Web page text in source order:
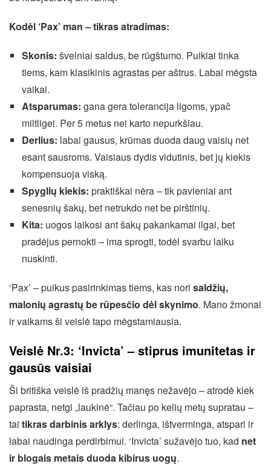
Kodėl ‘Pax’ man – tikras atradimas:
Skonis: švelniai saldus, be rūgštumo. Puikiai tinka
tiems, kam klasikinis agrastas per aštrus. Labai mėgsta
vaikai.
Atsparumas: gana gera tolerancija ligoms, ypač
miltligei. Per 5 metus nei karto nepurkšiau.
Derlius: labai gausus, krūmas duoda daug vaisių net
esant sausroms. Vaisiaus dydis vidutinis, bet jų kiekis
kompensuoja viską.
Spyglių kiekis: praktiškai nėra – tik pavieniai ant
senesnių šakų, bet netrukdo net be pirštinių.
Kita: uogos laikosi ant šakų pakankamai ilgai, bet
pradėjus pernokti – ima sprogti, todėl svarbu laiku
nuskinti.
‘Pax’ – puikus pasirinkimas tiems, kas nori saldžių,
malonių agrastų be rūpesčio dėl skynimo. Mano žmonai
ir vaikams ši veislė tapo mėgstamiausia.
Veislė Nr.3: ‘Invicta’ – stiprus imunitetas ir
gausūs vaisiai
Ši britiška veislė iš pradžių manęs nežavėjo – atrodė kiek
paprasta, netgi „laukinė“. Tačiau po kelių metų supratau –
tai tikras darbinis arklys: derlinga, ištverminga, atspari ir
labai naudinga perdirbimui. ‘Invicta’ sužavėjo tuo, kad net
ir blogais metais duoda kibirus uogų.